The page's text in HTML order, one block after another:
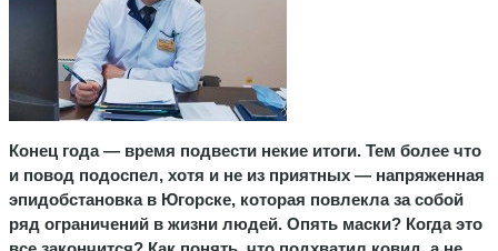
Конец года — время подвести некие итоги. Тем более что
и повод подоспел, хотя и не из приятных — напряженная
эпидобстановка в Югорске, которая повлекла за собой
ряд ограничений в жизни людей. Опять маски? Когда это